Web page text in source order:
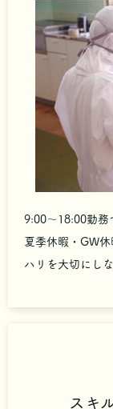
9:00～18:00勤務
夏季休暇・GW
ハリを大切にしな
スキ